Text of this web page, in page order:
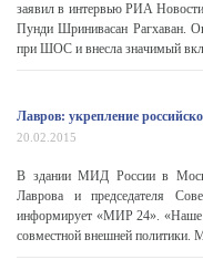
заявил в интервью РИА
Пунди Шринивасан Рагхаван.
при ШОС и внесла значимый
Лавров: укрепление
20.02.2015
В здании МИД России в
Лаврова и председателя
информирует «МИР 24». «Наше
совместной внешней политики.